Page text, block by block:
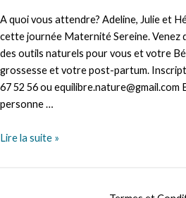
A quoi vous attendre? Adeline, Julie et
cette journée Maternité Sereine. Venez
des outils naturels pour vous et votre
grossesse et votre post-partum.
67 52 56 ou equilibre.nature@gmail.com
personne …
MATERNITE
Lire la suite »